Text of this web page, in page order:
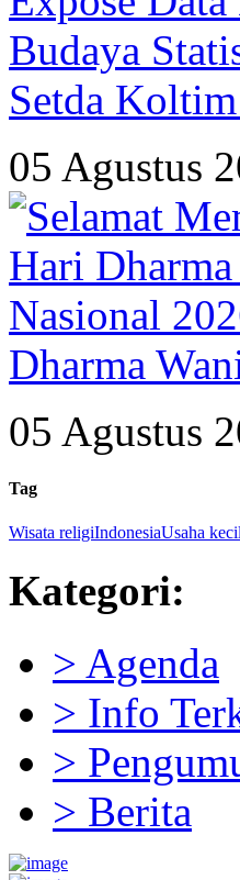
Setda
05 Agustus
Dharma
05 Agustus
Tag
Wisata religiIndonesiaUsaha kecil
Kategori:
> Agenda
> Info
>
> Berita